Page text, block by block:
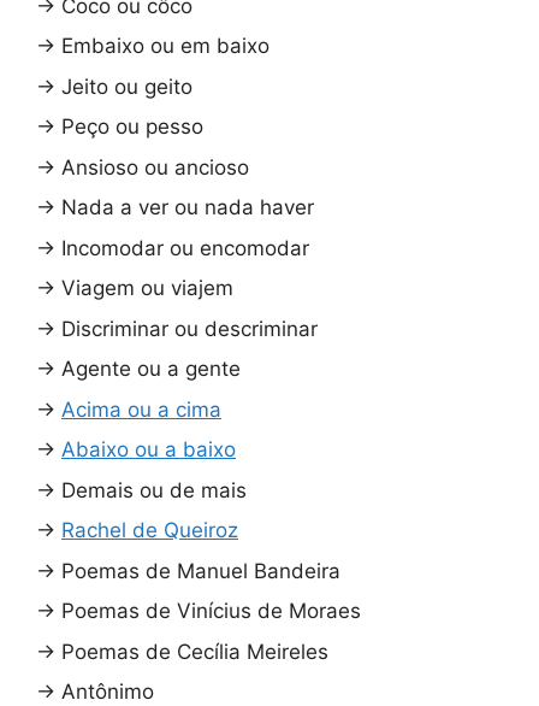
→ Coco ou côco
→ Embaixo ou em baixo
→ Jeito ou geito
→ Peço ou pesso
→ Ansioso ou ancioso
→ Nada a ver ou nada haver
→ Incomodar ou encomodar
→ Viagem ou viajem
→ Discriminar ou descriminar
→ Agente ou a gente
→ Acima ou a cima
→ Abaixo ou a baixo
→ Demais ou de mais
→ Rachel de Queiroz
→ Poemas de Manuel Bandeira
→ Poemas de Vinícius de Moraes
→ Poemas de Cecília Meireles
→ Antônimo